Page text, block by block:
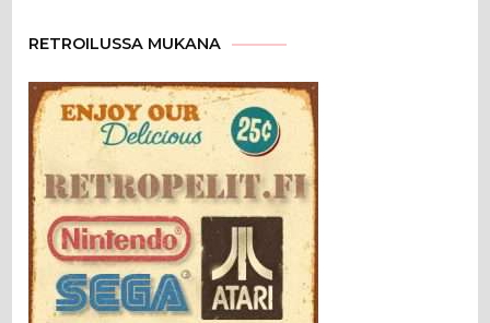
RETROILUSSA MUKANA